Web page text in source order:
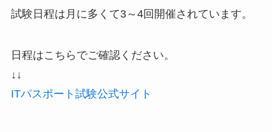
試験日程は月に多くて3～4回開催されています。
日程はこちらでご確認ください。
↓↓
ITパスポート試験公式サイト